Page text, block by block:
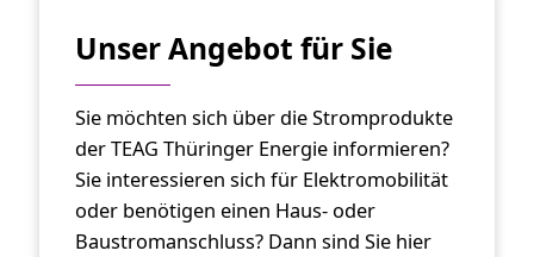
Unser Angebot für Sie
Sie möchten sich über die Stromprodukte
der TEAG Thüringer Energie informieren?
Sie interessieren sich für Elektromobilität
oder benötigen einen Haus- oder
Baustromanschluss? Dann sind Sie hier